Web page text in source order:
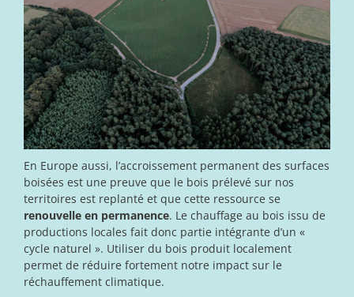
En Europe aussi, l’accroissement permanent des surfaces
boisées est une preuve que le bois prélevé sur nos
territoires est replanté et que cette ressource se
renouvelle en permanence. Le chauffage au bois issu de
productions locales fait donc partie intégrante d’un «
cycle naturel ». Utiliser du bois produit localement
permet de réduire fortement notre impact sur le
réchauffement climatique.